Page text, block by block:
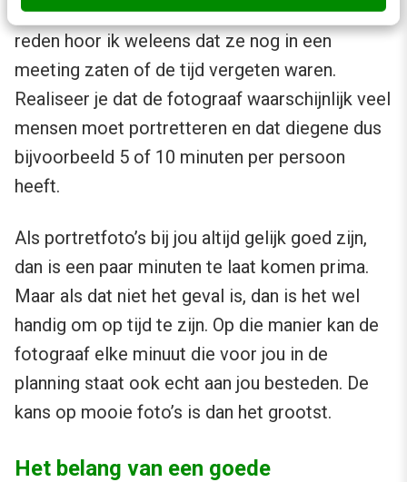
komen mensen een paar minuten te laat. Als
reden hoor ik weleens dat ze nog in een
meeting zaten of de tijd vergeten waren.
Realiseer je dat de fotograaf waarschijnlijk veel
mensen moet portretteren en dat diegene dus
bijvoorbeeld 5 of 10 minuten per persoon
heeft.
Als portretfoto’s bij jou altijd gelijk goed zijn,
dan is een paar minuten te laat komen prima.
Maar als dat niet het geval is, dan is het wel
handig om op tijd te zijn. Op die manier kan de
fotograaf elke minuut die voor jou in de
planning staat ook echt aan jou besteden. De
kans op mooie foto’s is dan het grootst.
Het belang van een goede